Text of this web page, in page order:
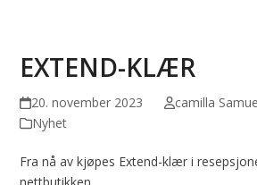
EXTEND-KLÆR
20. november 2023
camilla
Nyhet
Fra nå av kjøpes Extend-klær i